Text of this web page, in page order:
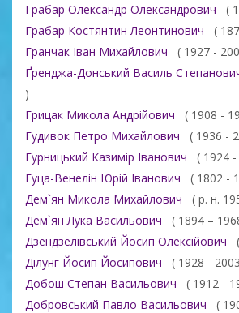
Грабар Олександр Олександрович (
Грабар Костянтин Леонтинович (
Гранчак Іван Михайлович ( 1927 -
Ґренджа-Донський Василь
)
Грицак Микола Андрійович ( 1908 -
Гудивок Петро Михайлович ( 1936 -
Гурницький Казимір Іванович ( 1924 -
Гуца-Венелін Юрій Іванович ( 1802 -
Дем`ян Микола Михайлович ( р. н.
Дем`ян Лука Васильович ( 1894 –
Дзендзелівський Йосип Олексійович
Ділунг Йосип Йосипович ( 1928 -
Добош Степан Васильович ( 1912 -
Добровський Павло Васильович (